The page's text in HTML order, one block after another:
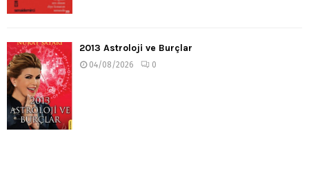
2013 Astroloji ve Burçlar
04/08/2026 0